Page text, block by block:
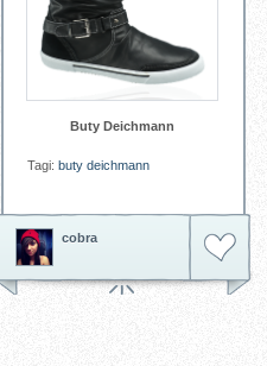
Buty Deichmann
Tagi: buty deichmann
cobra